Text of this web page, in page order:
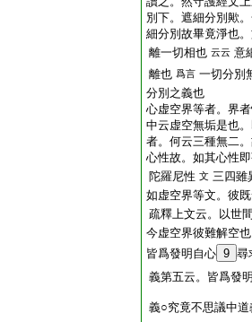
別下。遮細分別歟
細分別故畢竟淨也
離一切相也 云云 意
離也 爲言 一切分別
分別之義也
心虚空界等者。界
中云虚空無垢是也
者。何云三種無二
心性故。如其心性
陀羅尼性 文 三四雖
如虚空界等文。彼
疏釋上文云。以世
今虚空界彼難解空也
皆爲發明自心 9 尋
義第五云。皆爲發
義○究竟不思議中道